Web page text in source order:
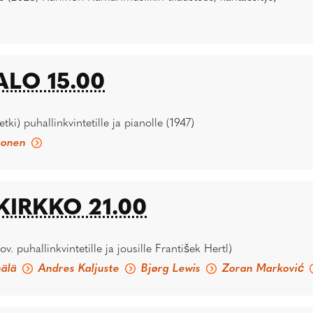
15.00
puhallinkvintetille ja pianolle (1947)
21.00
puhallinkvintetille ja jousille František Hertl)
Andres Kaljuste Bjørg Lewis Zoran Marković